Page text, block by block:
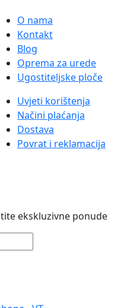
O nama
Kontakt
Blog
Oprema za urede
Ugostiteljske ploče
Uvjeti korištenja
Načini plaćanja
Dostava
Povrat i reklamacija
ekskluzivne ponude